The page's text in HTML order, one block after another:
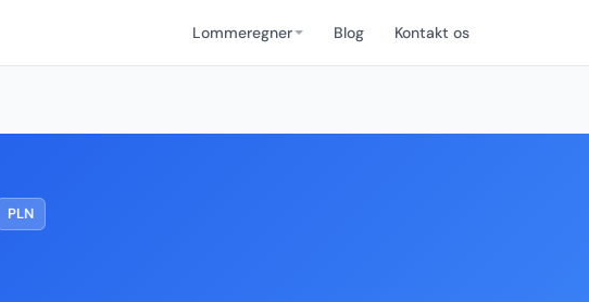
Lommeregner Blog Kontakt os
PLN